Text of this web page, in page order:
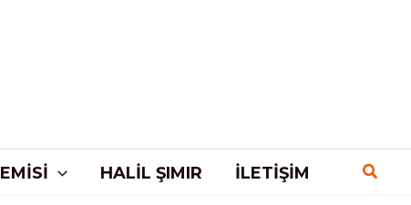
HALIL ŞIMIR İLETIŞIM